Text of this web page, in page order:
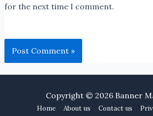
for the next time I comment.
Copyright © 2026 Banner
Home About us Contact us